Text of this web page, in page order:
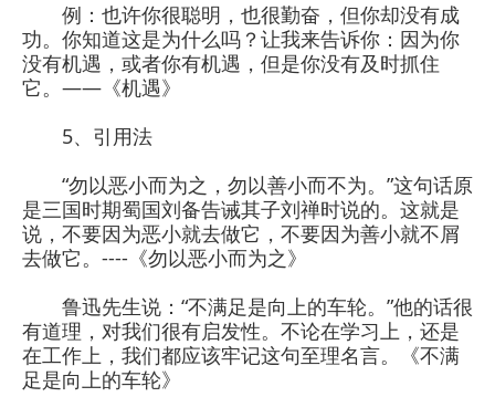
例：也许你很聪明，也很勤奋，但你却没有成
功。你知道这是为什么吗？让我来告诉你：因为你
没有机遇，或者你有机遇，但是你没有及时抓住
它。——《机遇》
5、引用法
“勿以恶小而为之，勿以善小而不为。”这句话原
是三国时期蜀国刘备告诫其子刘禅时说的。这就是
说，不要因为恶小就去做它，不要因为善小就不屑
去做它。----《勿以恶小而为之》
鲁迅先生说：“不满足是向上的车轮。”他的话很
有道理，对我们很有启发性。不论在学习上，还是
在工作上，我们都应该牢记这句至理名言。《不满
足是向上的车轮》